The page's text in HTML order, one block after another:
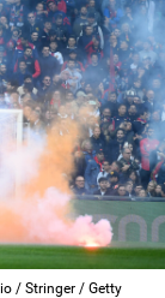
/ Stringer / Getty